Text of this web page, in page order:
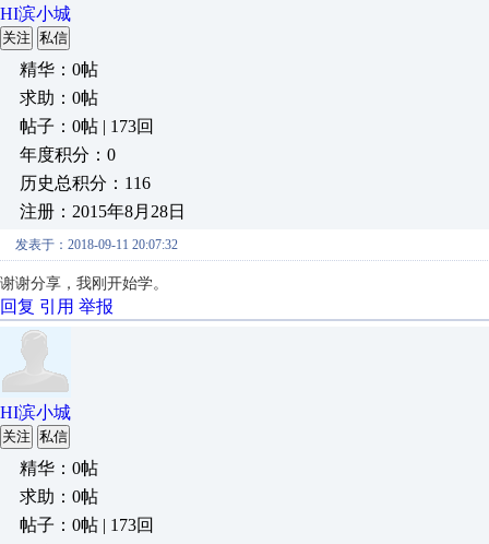
HI滨小城
关注 私信
精华：0帖
求助：0帖
帖子：0帖 | 173回
年度积分：0
历史总积分：116
注册：2015年8月28日
发表于：2018-09-11 20:07:32
谢谢分享，我刚开始学。
回复 引用 举报
HI滨小城
关注 私信
精华：0帖
求助：0帖
帖子：0帖 | 173回